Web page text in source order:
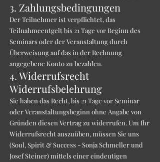
3. Zahlungsbedingungen
Der Teilnehmer ist verpflichtet, das
Teilnahmeentgelt bis 21 Tage vor Beginn des
Seminars oder der Veranstaltung durch
Überweisung auf das in der Rechnung
angegebene Konto zu bezahlen.
4. Widerrufsrecht
Widerrufsbelehrung
Sie haben das Recht, bis 21 Tage vor Seminar
oder Veranstaltungsbeginn ohne Angabe von
Gründen diesen Vertrag zu widerrufen. Um Ihr
Widerrufsrecht auszuüben, müssen Sie uns
(Soul, Spirit & Success - Sonja Schmeller und
Josef Steiner) mittels einer eindeutigen